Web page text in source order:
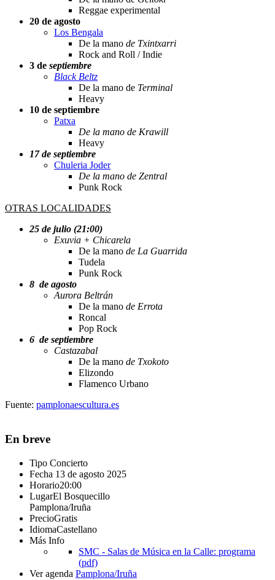
Reggae experimental
20 de agosto
Los Bengala
De la mano de Txintxarri
Rock and Roll / Indie
3 de septiembre
Black Beltz
De la mano de Terminal
Heavy
10 de septiembre
Patxa
De la mano de Krawill
Heavy
17 de septiembre
Chuleria Joder
De la mano de Zentral
Punk Rock
OTRAS LOCALIDADES
25 de julio (21:00)
Exuvia + Chicarela
De la mano de La Guarrida
Tudela
Punk Rock
8 de agosto
Aurora Beltrán
De la mano de Errota
Roncal
Pop Rock
6 de septiembre
Castazabal
De la mano de Txokoto
Elizondo
Flamenco Urbano
Fuente: pamplonaescultura.es
En breve
Tipo Concierto
Fecha 13 de agosto 2025
Horario20:00
LugarEl Bosquecillo
Pamplona/Iruña
PrecioGratis
IdiomaCastellano
Más Info
SMC - Salas de Música en la Calle: programa
(pdf)
Ver agenda Pamplona/Iruña